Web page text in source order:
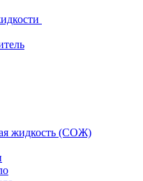
жидкость (СОЖ)